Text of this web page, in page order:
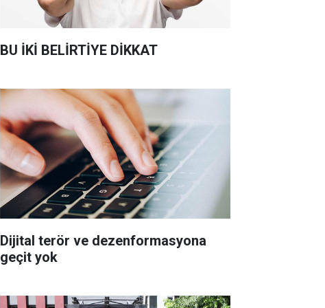
BU İKİ BELİRTİYE DİKKAT
Dijital terör ve dezenformasyona
geçit yok